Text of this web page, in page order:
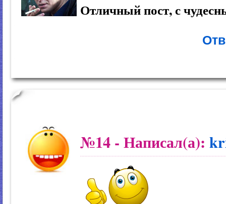
Отличный пост, с
№14 - Написал(а):